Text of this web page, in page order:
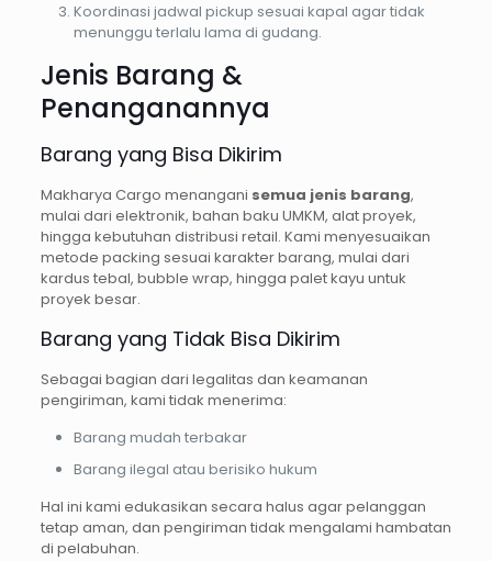
Koordinasi jadwal pickup sesuai kapal agar tidak
menunggu terlalu lama di gudang.
Jenis Barang &
Penanganannya
Barang yang Bisa Dikirim
Makharya Cargo menangani semua jenis barang,
mulai dari elektronik, bahan baku UMKM, alat proyek,
hingga kebutuhan distribusi retail. Kami menyesuaikan
metode packing sesuai karakter barang, mulai dari
kardus tebal, bubble wrap, hingga palet kayu untuk
proyek besar.
Barang yang Tidak Bisa Dikirim
Sebagai bagian dari legalitas dan keamanan
pengiriman, kami tidak menerima:
Barang mudah terbakar
Barang ilegal atau berisiko hukum
Hal ini kami edukasikan secara halus agar pelanggan
tetap aman, dan pengiriman tidak mengalami hambatan
di pelabuhan.